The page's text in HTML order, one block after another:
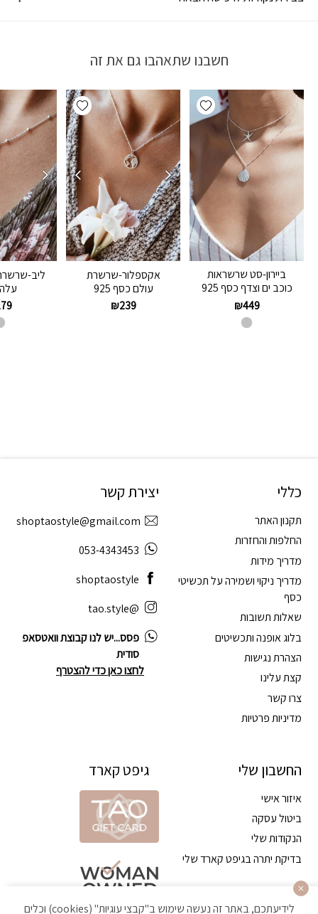
חשבנו שתאהבו גם את זה
Add wishlist
ביירון-סט שרשראות
כוכב ים וצדף כסף 925
₪449
Add wishlist
אקספלור-שרשרת
עולם כסף 925
₪239
ליב-
כללי
תקנון האתר
החלפות והחזרות
מדריך מידות
מדריך ניקוי ושמירה על תכשיטי
כסף
שאלות תשובות
בלוג אופנה ותכשיטים
הצהרת נגישות
קצת עלינו
צרו קשר
מדיניות פרטיות
החשבון שלי
איזור אישי
ביטול עסקה
הנקודות שלי
בדיקת יתרה בגיפט קארד שלי
יצירת קשר
shoptaostyle@gmail.com
053-4343453
shoptaostyle
@tao.style
פסס...יש לנו קבוצת וואטסאפ
סודית
לחצו כאן כדי להצטרף
גיפט קארד
לידיעתכם, באתר זה נעשה שימוש ב"קבצי עוגיות" (cookies) וכלים